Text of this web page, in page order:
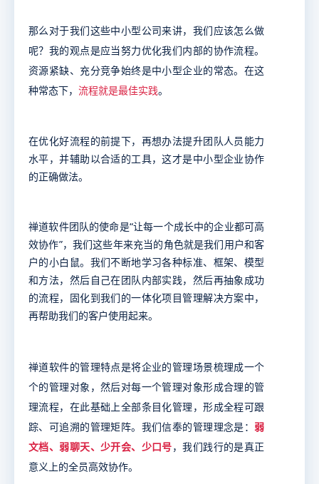
那么对于我们这些中小型公司来讲，我们应该怎么做
呢？ 我的观点是应当努力优化我们内部的协作流程。
资源紧缺、充分竞争始终是中小型企业的常态。在这
种常态下， 流程就是最佳实践。
在优化好流程的前提下，再想办法提升团队人员能力
水平，并辅助以合适的工具，这才是中小型企业协作
的正确做法。
禅道软件团队的使命是“让每一个成长中的企业都可高
效协作”，我们这些年来充当的角色就是我们用户和客
户的小白鼠。我们不断地学习各种标准、框架、模型
和方法，然后自己在团队内部实践，然后再抽象成功
的流程，固化到我们的一体化项目管理解决方案中，
再帮助我们的客户使用起来。
禅道软件的管理特点是将企业的管理场景梳理成一个
个的管理对象，然后对每一个管理对象形成合理的管
理流程，在此基础上全部条目化管理，形成全程可跟
踪、可追溯的管理矩阵。我们信奉的管理理念是：弱
文档、弱聊天、少开会、少口号，我们践行的是真正
意义上的全员高效协作。